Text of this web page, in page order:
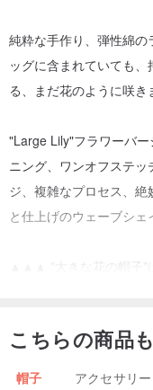
純粋な手作り、弾性綿
ッグに含まれていても
る、まだ花のように咲き
"Large Lily"フラワーバ
ニング、ワンオフステ
ジ、複雑なプロセス、
と仕上げのウェーブシェ
▲▲▲ "大きな花の帽子"
なフィールドスタイルを
こちらの商品
帽子 アクセサリ